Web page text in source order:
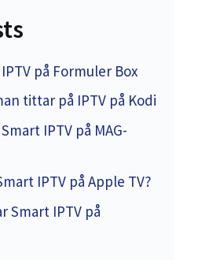
på Formuler Box
tittar på IPTV på Kodi
IPTV på MAG-
IPTV på Apple TV?
Smart IPTV på